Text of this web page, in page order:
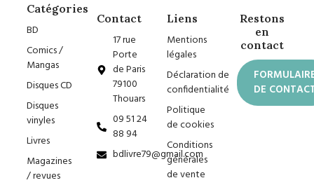
Catégories
BD
Comics /
Mangas
Disques CD
Disques
vinyles
Livres
Magazines
/ revues
Contact
17 rue
Porte
de Paris
79100
Thouars
09 51 24
88 94
bdlivre79@gmail.com
Liens
Mentions
légales
Déclaration de
confidentialité
Politique
de cookies
Conditions
générales
de vente
Restons
en
contact
DE